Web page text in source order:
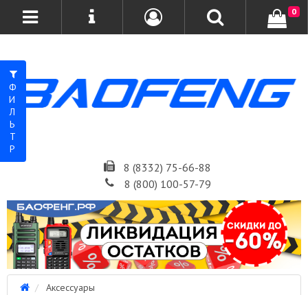
8 (8332) 75-66-88
8 (800) 100-57-79
0
Аксессуары
ФИЛЬТР